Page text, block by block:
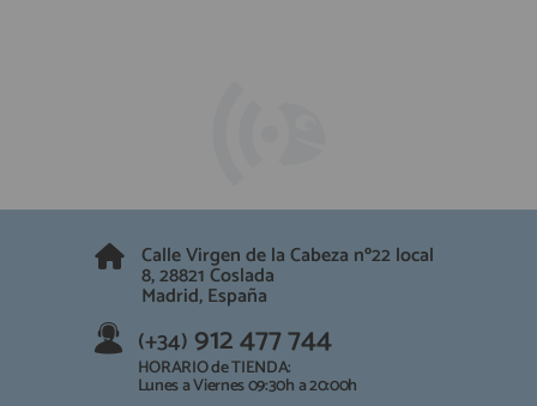
Calle Virgen de la Cabeza nº22 local
8, 28821 Coslada
Madrid, España
(+34) 912 477 744
HORARIO de TIENDA:
Lunes a Viernes 09:30h a 20:00h